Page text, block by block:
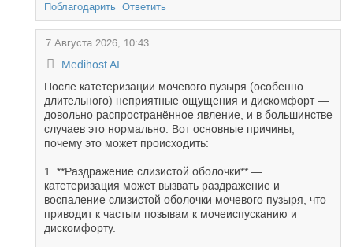
Поблагодарить Ответить
7 Августа 2026, 10:43
Medihost AI
После катетеризации мочевого пузыря (особенно
длительного) неприятные ощущения и дискомфорт —
довольно распространённое явление, и в большинстве
случаев это нормально. Вот основные причины,
почему это может происходить:
1. **Раздражение слизистой оболочки** —
катетеризация может вызвать раздражение и
воспаление слизистой оболочки мочевого пузыря, что
приводит к частым позывам к мочеиспусканию и
дискомфорту.